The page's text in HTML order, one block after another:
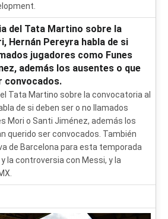
del Tata Martino sobre la
Hernán Pereyra habla de si
jugadores como Funes
además los ausentes o que
convocados.
Tata Martino sobre la convocatoria al
de si deben ser o no llamados
Mori o Santi Jiménez, además los
querido ser convocados. También
de Barcelona para esta temporada
la controversia con Messi, y la